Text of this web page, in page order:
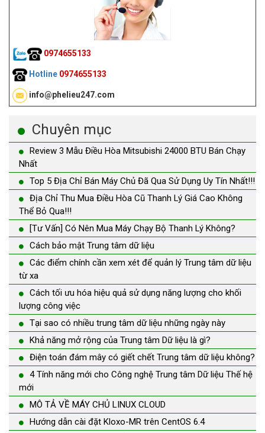
0974655133
Hotline 0974655133
info@phelieu247.com
Chuyên mục
Review 3 Mẫu Điều Hòa Mitsubishi 24000 BTU Bán Chạy
Nhất
Top 5 Địa Chỉ Bán Máy Chủ Đã Qua Sử Dụng Uy Tín Nhất!!!
Địa Chỉ Thu Mua Điều Hòa Cũ Thanh Lý Giá Cao Không
Thể Bỏ Qua!!!
[Tư Vấn] Có Nên Mua Máy Chạy Bộ Thanh Lý Không?
Cách bảo mật Trung tâm dữ liệu
Các điểm chính cần xem xét để quản lý Trung tâm dữ liệu
từ xa
Cách tối ưu hóa hiệu quả sử dụng năng lượng cho khối
lượng công việc
Tại sao có nhiều trung tâm dữ liệu những ngày này
Khả năng mở rộng của Trung tâm Dữ liệu là gì?
Điện toán đám mây có giết chết Trung tâm dữ liệu không?
4 Tính năng mới cho Công nghệ Trung tâm Dữ liệu Thế hệ
mới
MÔ TẢ VỀ MÁY CHỦ LINUX CLOUD
Hướng dẫn cài đặt Kloxo-MR trên CentOS 6.4